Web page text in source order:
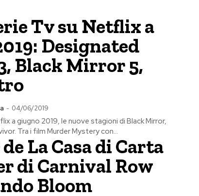
Tv su Netflix a
Designated
Black Mirror 5,
- 04/06/2019
a giugno 2019, le nuove stagioni di Black Mirror,
Tra i film Murder Mystery con...
La Casa di Carta
di Carnival Row
Bloom